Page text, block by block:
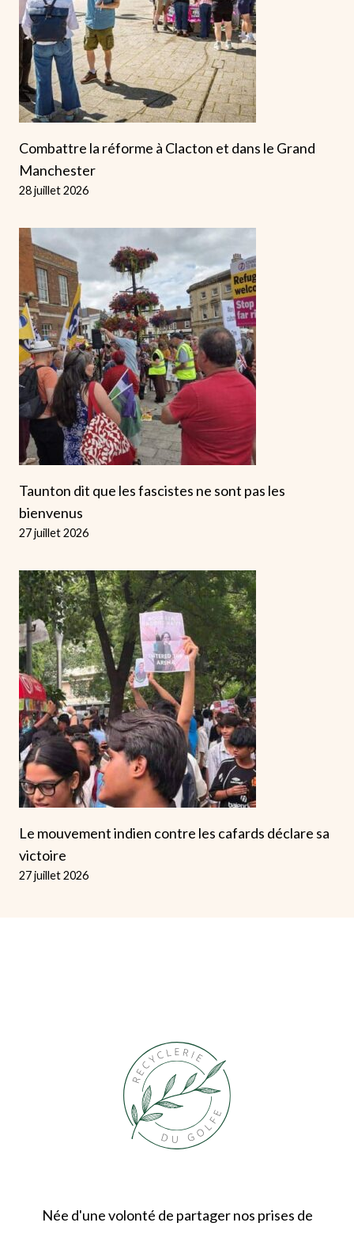
Combattre la réforme à Clacton et dans le Grand
Manchester
28 juillet 2026
Taunton dit que les fascistes ne sont pas les
bienvenus
27 juillet 2026
Le mouvement indien contre les cafards déclare sa
victoire
27 juillet 2026
Née d'une volonté de partager nos prises de